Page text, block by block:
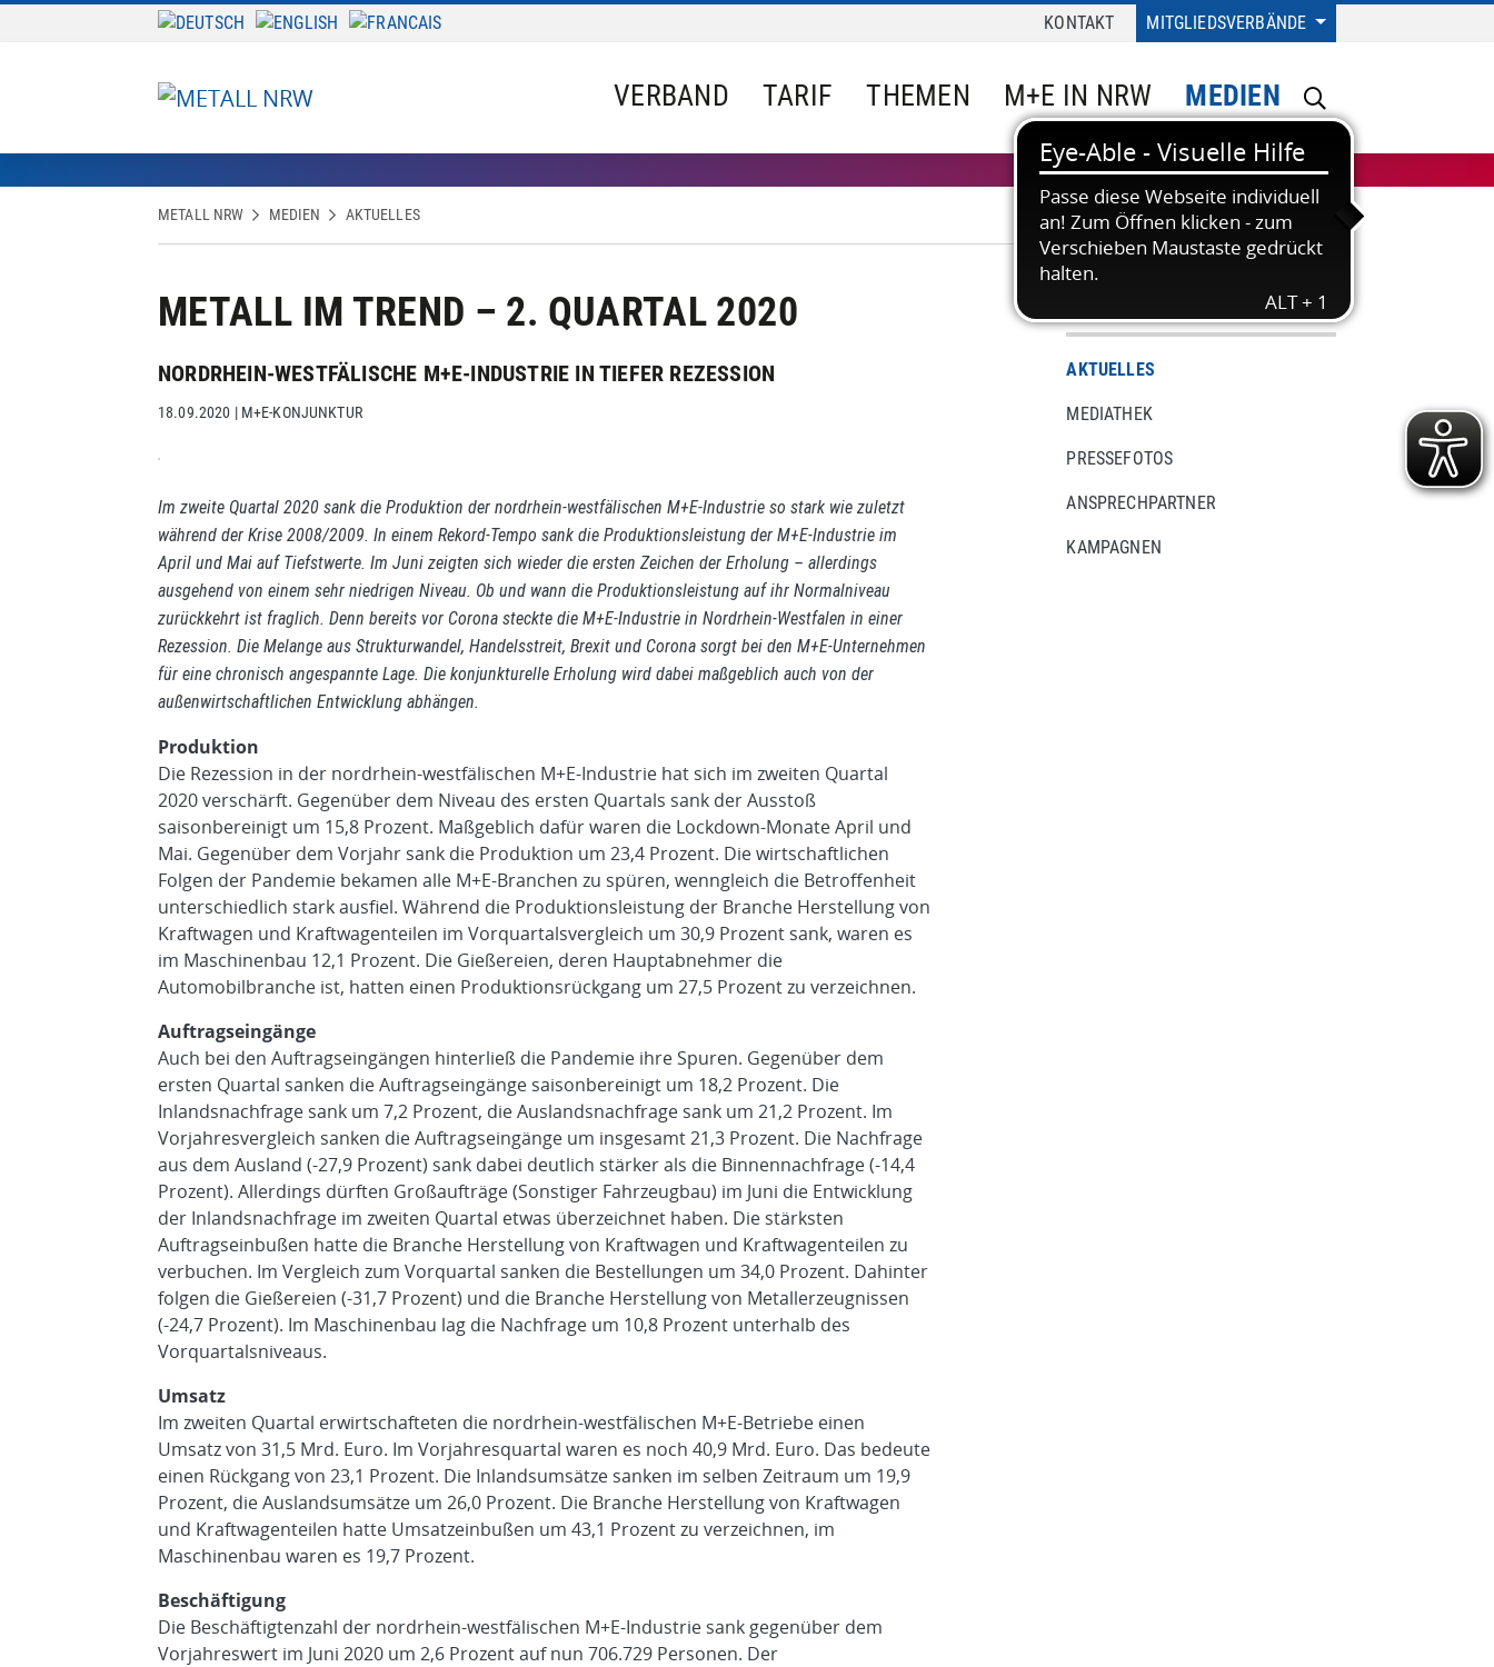
MITGLIEDSVERBÄNDE
KONTAKT
VERBAND TARIF THEMEN M+E IN NRW MEDIEN
METALL NRW MEDIEN AKTUELLES
METALL IM TREND – 2. QUARTAL 2020
NORDRHEIN-WESTFÄLISCHE M+E-INDUSTRIE IN TIEFER REZESSION
18.09.2020 | M+E-KONJUNKTUR
Im zweite Quartal 2020 sank die Produktion der nordrhein-westfälischen M+E-Industrie so stark wie zuletzt
während der Krise 2008/2009. In einem Rekord-Tempo sank die Produktionsleistung der M+E-Industrie im
April und Mai auf Tiefstwerte. Im Juni zeigten sich wieder die ersten Zeichen der Erholung – allerdings
ausgehend von einem sehr niedrigen Niveau. Ob und wann die Produktionsleistung auf ihr Normalniveau
zurückkehrt ist fraglich. Denn bereits vor Corona steckte die M+E-Industrie in Nordrhein-Westfalen in einer
Rezession. Die Melange aus Strukturwandel, Handelsstreit, Brexit und Corona sorgt bei den M+E-Unternehmen
für eine chronisch angespannte Lage. Die konjunkturelle Erholung wird dabei maßgeblich auch von der
außenwirtschaftlichen Entwicklung abhängen.
Produktion
Die Rezession in der nordrhein-westfälischen M+E-Industrie hat sich im zweiten Quartal
2020 verschärft. Gegenüber dem Niveau des ersten Quartals sank der Ausstoß
saisonbereinigt um 15,8 Prozent. Maßgeblich dafür waren die Lockdown-Monate April und
Mai. Gegenüber dem Vorjahr sank die Produktion um 23,4 Prozent. Die wirtschaftlichen
Folgen der Pandemie bekamen alle M+E-Branchen zu spüren, wenngleich die Betroffenheit
unterschiedlich stark ausfiel. Während die Produktionsleistung der Branche Herstellung von
Kraftwagen und Kraftwagenteilen im Vorquartalsvergleich um 30,9 Prozent sank, waren es
im Maschinenbau 12,1 Prozent. Die Gießereien, deren Hauptabnehmer die
Automobilbranche ist, hatten einen Produktionsrückgang um 27,5 Prozent zu verzeichnen.
Auftragseingänge
Auch bei den Auftragseingängen hinterließ die Pandemie ihre Spuren. Gegenüber dem
ersten Quartal sanken die Auftragseingänge saisonbereinigt um 18,2 Prozent. Die
Inlandsnachfrage sank um 7,2 Prozent, die Auslandsnachfrage sank um 21,2 Prozent. Im
Vorjahresvergleich sanken die Auftragseingänge um insgesamt 21,3 Prozent. Die Nachfrage
aus dem Ausland (-27,9 Prozent) sank dabei deutlich stärker als die Binnennachfrage (-14,4
Prozent). Allerdings dürften Großaufträge (Sonstiger Fahrzeugbau) im Juni die Entwicklung
der Inlandsnachfrage im zweiten Quartal etwas überzeichnet haben. Die stärksten
Auftragseinbußen hatte die Branche Herstellung von Kraftwagen und Kraftwagenteilen zu
verbuchen. Im Vergleich zum Vorquartal sanken die Bestellungen um 34,0 Prozent. Dahinter
folgen die Gießereien (-31,7 Prozent) und die Branche Herstellung von Metallerzeugnissen
(-24,7 Prozent). Im Maschinenbau lag die Nachfrage um 10,8 Prozent unterhalb des
Vorquartalsniveaus.
Umsatz
Im zweiten Quartal erwirtschafteten die nordrhein-westfälischen M+E-Betriebe einen
Umsatz von 31,5 Mrd. Euro. Im Vorjahresquartal waren es noch 40,9 Mrd. Euro. Das bedeute
einen Rückgang von 23,1 Prozent. Die Inlandsumsätze sanken im selben Zeitraum um 19,9
Prozent, die Auslandsumsätze um 26,0 Prozent. Die Branche Herstellung von Kraftwagen
und Kraftwagenteilen hatte Umsatzeinbußen um 43,1 Prozent zu verzeichnen, im
Maschinenbau waren es 19,7 Prozent.
Beschäftigung
Die Beschäftigtenzahl der nordrhein-westfälischen M+E-Industrie sank gegenüber dem
Vorjahreswert im Juni 2020 um 2,6 Prozent auf nun 706.729 Personen. Der
MEDIEN
AKTUELLES
MEDIATHEK
PRESSEFOTOS
ANSPRECHPARTNER
KAMPAGNEN